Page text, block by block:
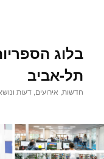
בלוג
תל-אביב
חדשות, אירועים, דעות